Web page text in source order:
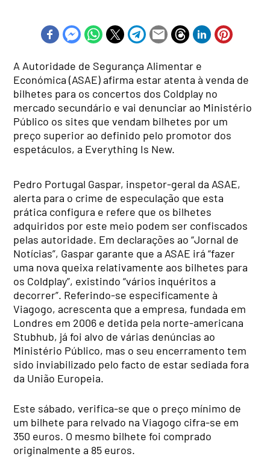
A Autoridade de Segurança Alimentar e
Económica (ASAE) afirma estar atenta à venda de
bilhetes para os concertos dos Coldplay no
mercado secundário e vai denunciar ao Ministério
Público os sites que vendam bilhetes por um
preço superior ao definido pelo promotor dos
espetáculos, a Everything Is New.
Pedro Portugal Gaspar, inspetor-geral da ASAE,
alerta para o crime de especulação que esta
prática configura e refere que os bilhetes
adquiridos por este meio podem ser confiscados
pelas autoridade. Em declarações ao “Jornal de
Notícias”, Gaspar garante que a ASAE irá “fazer
uma nova queixa relativamente aos bilhetes para
os Coldplay”, existindo “vários inquéritos a
decorrer”. Referindo-se especificamente à
Viagogo, acrescenta que a empresa, fundada em
Londres em 2006 e detida pela norte-americana
Stubhub, já foi alvo de várias denúncias ao
Ministério Público, mas o seu encerramento tem
sido inviabilizado pelo facto de estar sediada fora
da União Europeia.
Este sábado, verifica-se que o preço mínimo de
um bilhete para relvado na Viagogo cifra-se em
350 euros. O mesmo bilhete foi comprado
originalmente a 85 euros.